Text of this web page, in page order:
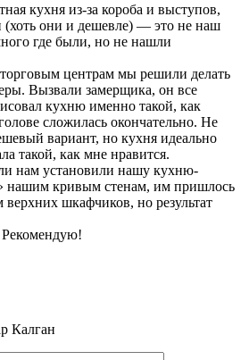
кухня из-за короба и выступов,
(хоть они и дешевле) — это не наш
где были, но не нашли
центрам мы решили делать
Вызвали замерщика, он все
кухню именно такой, как
сложилась окончательно. Не
вариант, но кухня идеально
такой, как мне нравится.
нам установили нашу кухню-
нашим кривым стенам, им пришлось
шкафчиков, но результат
Калган